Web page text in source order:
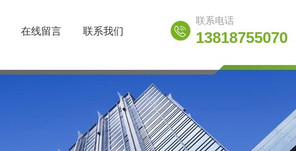
在线留言 联系我们
联系电话
13818755070